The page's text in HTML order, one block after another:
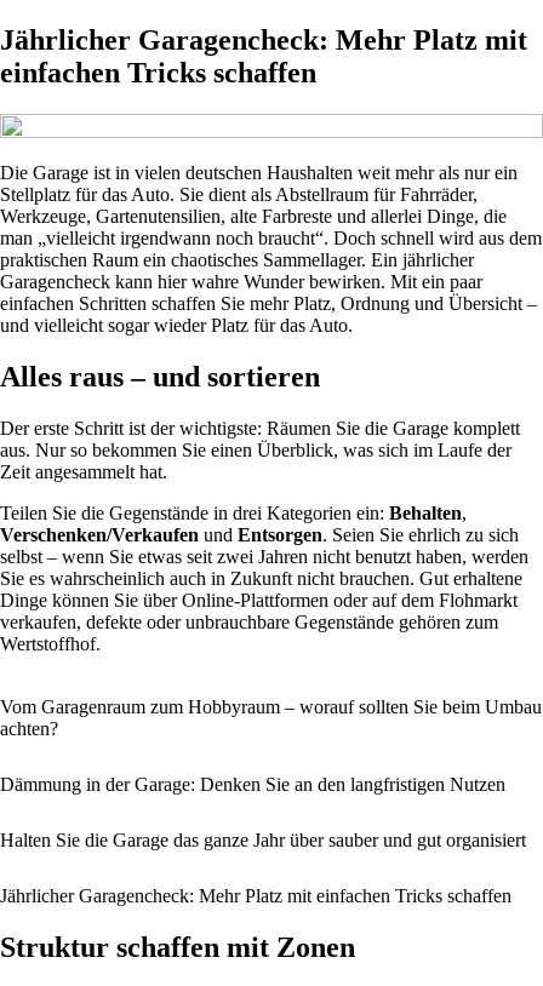
Jährlicher Garagencheck: Mehr Platz mit
einfachen Tricks schaffen
Die Garage ist in vielen deutschen Haushalten weit mehr als nur ein
Stellplatz für das Auto. Sie dient als Abstellraum für Fahrräder,
Werkzeuge, Gartenutensilien, alte Farbreste und allerlei Dinge, die
man „vielleicht irgendwann noch braucht“. Doch schnell wird aus dem
praktischen Raum ein chaotisches Sammellager. Ein jährlicher
Garagencheck kann hier wahre Wunder bewirken. Mit ein paar
einfachen Schritten schaffen Sie mehr Platz, Ordnung und Übersicht –
und vielleicht sogar wieder Platz für das Auto.
Alles raus – und sortieren
Der erste Schritt ist der wichtigste: Räumen Sie die Garage komplett
aus. Nur so bekommen Sie einen Überblick, was sich im Laufe der
Zeit angesammelt hat.
Teilen Sie die Gegenstände in drei Kategorien ein: Behalten,
Verschenken/Verkaufen und Entsorgen. Seien Sie ehrlich zu sich
selbst – wenn Sie etwas seit zwei Jahren nicht benutzt haben, werden
Sie es wahrscheinlich auch in Zukunft nicht brauchen. Gut erhaltene
Dinge können Sie über Online-Plattformen oder auf dem Flohmarkt
verkaufen, defekte oder unbrauchbare Gegenstände gehören zum
Wertstoffhof.
Vom Garagenraum zum Hobbyraum – worauf sollten Sie beim Umbau
achten?
Dämmung in der Garage: Denken Sie an den langfristigen Nutzen
Halten Sie die Garage das ganze Jahr über sauber und gut organisiert
Jährlicher Garagencheck: Mehr Platz mit einfachen Tricks schaffen
Struktur schaffen mit Zonen